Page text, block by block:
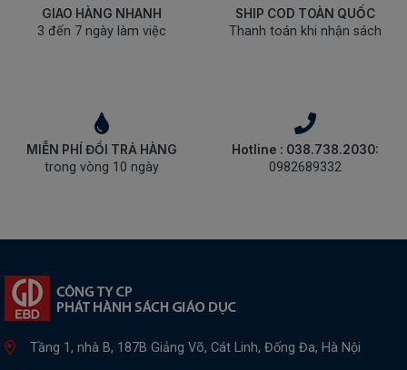
GIAO HÀNG NHANH
3 đến 7 ngày làm việc
SHIP COD TOÀN QUỐC
Thanh toán khi nhận sách
MIỄN PHÍ ĐỔI TRẢ HÀNG
trong vòng 10 ngày
Hotline : 038.738.2030:
0982689332
Tầng 1, nhà B, 187B Giảng Võ, Cát Linh, Đống Đa, Hà Nội